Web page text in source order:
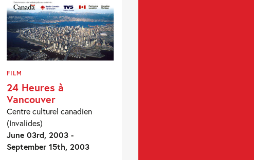
FILM
24 Heures à
Vancouver
Centre culturel canadien
(Invalides)
June 03rd, 2003 -
September 15th, 2003